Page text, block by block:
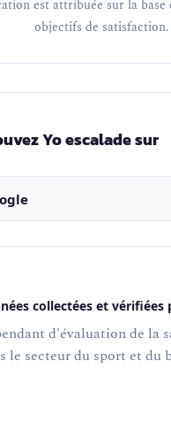
est attribuée sur la base
objectifs de satisfaction.
Yo escalade sur
collectées et vérifiées
d'évaluation de la
le secteur du sport et du